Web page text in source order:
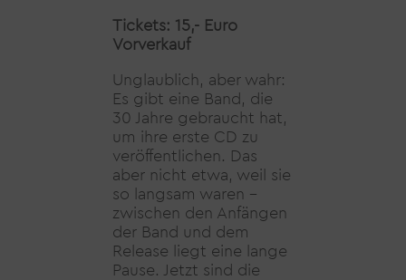
Tickets: 15,- Euro
Vorverkauf
Unglaublich, aber wahr:
Es gibt eine Band, die
30 Jahre gebraucht hat,
um ihre erste CD zu
veröffentlichen. Das
aber nicht etwa, weil sie
so langsam waren –
zwischen den Anfängen
der Band und dem
Release liegt eine lange
Pause. Jetzt sind die